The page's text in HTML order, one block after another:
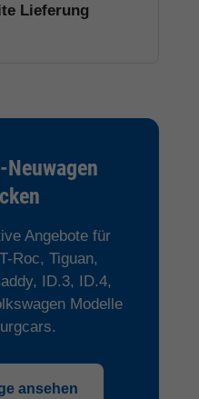
Lieferung
Neuwagen
Angebote für
Roc, Tiguan,
ID.3, ID.4,
Modelle
ansehen